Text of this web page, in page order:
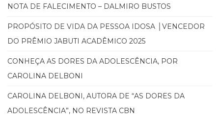
referência
PNL
(Programação
(41)
(200)
Psicologia,
(799)
NOTA DE FALECIMENTO – DALMIRO BUSTOS
PROPÓSITO DE VIDA DA PESSOA IDOSA │VENCEDOR
DO PRÊMIO JABUTI ACADÊMICO 2025
CONHEÇA AS DORES DA ADOLESCÊNCIA, POR
CAROLINA DELBONI
CAROLINA DELBONI, AUTORA DE “AS DORES DA
ADOLESCÊNCIA”, NO REVISTA CBN